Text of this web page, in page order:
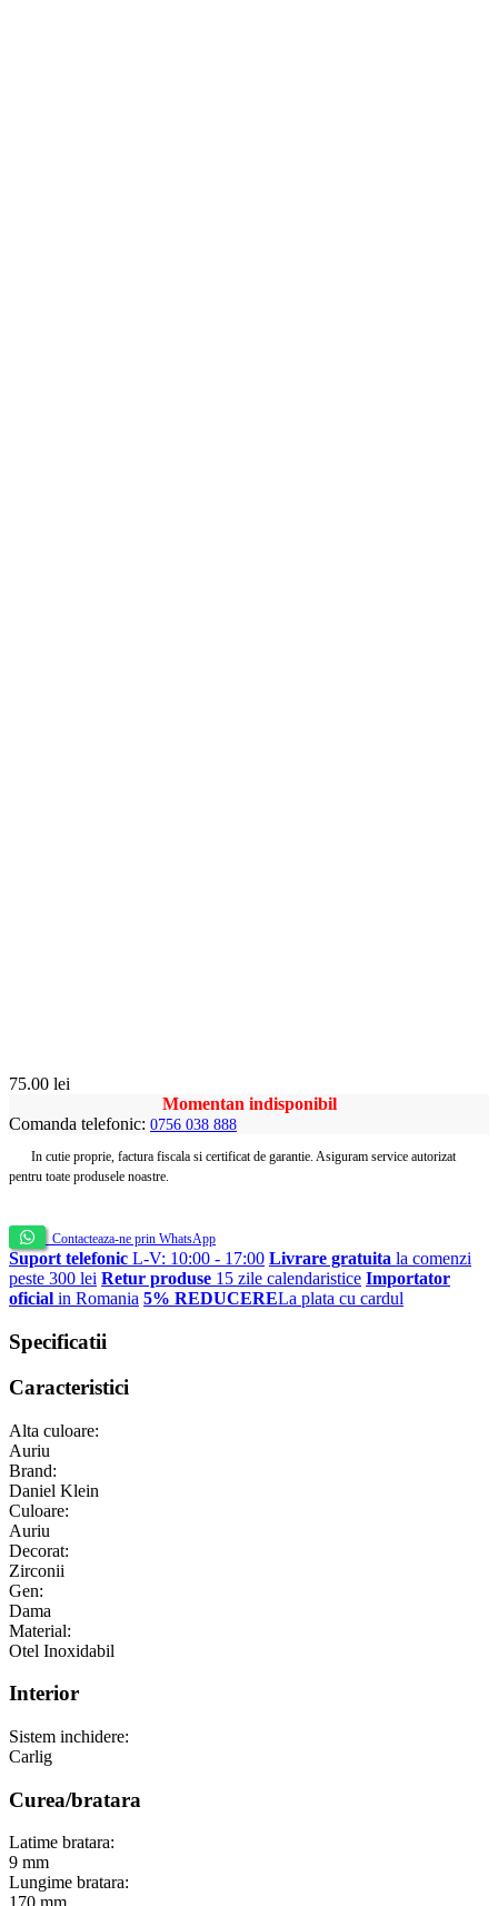
75.00 lei
Momentan indisponibil
Comanda telefonic: 0756 038 888
In cutie proprie, factura fiscala si certificat de garantie. Asiguram service autorizat
pentru toate produsele noastre.
Contacteaza-ne prin WhatsApp
Suport telefonic L-V: 10:00 - 17:00 Livrare gratuita la comenzi
peste 300 lei Retur produse 15 zile calendaristice Importator
oficial in Romania 5% REDUCERELa plata cu cardul
Specificatii
Caracteristici
Alta culoare:
Auriu
Brand:
Daniel Klein
Culoare:
Auriu
Decorat:
Zirconii
Gen:
Dama
Material:
Otel Inoxidabil
Interior
Sistem inchidere:
Carlig
Curea/bratara
Latime bratara:
9 mm
Lungime bratara: